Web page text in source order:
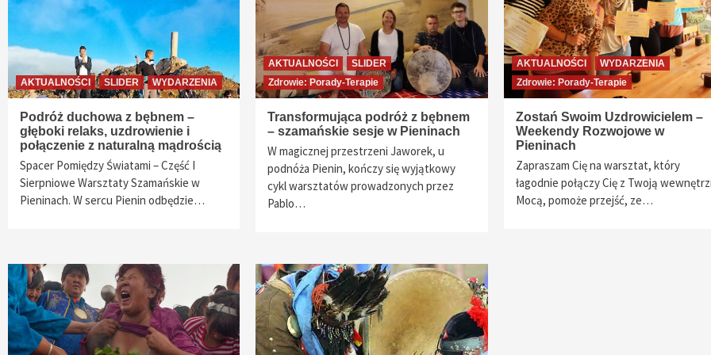
AKTUALNOŚCI SLIDER WYDARZENIA
Podróż duchowa z bębnem –
głęboki relaks, uzdrowienie i
połączenie z naturalną mądrością
Spacer Pomiędzy Światami – Część I
Sierpniowe Warsztaty Szamańskie w
Pieninach. W sercu Pienin odbędzie…
AKTUALNOŚCI
SLIDER
Zdrowie: Porady-Terapie
Transformująca podróż z bębnem
– szamańskie sesje w Pieninach
W magicznej przestrzeni Jaworek, u
podnóża Pienin, kończy się wyjątkowy
cykl warsztatów prowadzonych przez
Pablo…
AKTUALNOŚCI
WYDARZENIA
Zdrowie: Porady-Terapie
Zostań Swoim Uzdrowicielem –
Weekendy Rozwojowe w
Pieninach
Zapraszam Cię na warsztat, który
łagodnie połączy Cię z Twoją
Mocą, pomoże przejść, ze…